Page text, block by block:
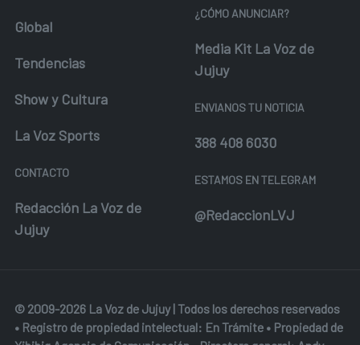
Global
Tendencias
Show y Cultura
La Voz Sports
CONTACTO
Redacción La Voz de
Jujuy
¿CÓMO ANUNCIAR?
Media Kit La Voz de
Jujuy
ENVIANOS TU NOTICIA
388 408 6030
ESTAMOS EN TELEGRAM
@RedaccionLVJ
© 2009-2026 La Voz de Jujuy | Todos los derechos reservados
• Registro de propiedad intelectual: En Trámite • Propiedad de